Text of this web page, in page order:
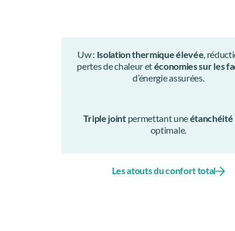
Uw : Isolation thermique élevée,
pertes de chaleur etéconomies sur les
d’énergie assurées.
Triple jointpermettant uneétanchéité
optimale.
Les atouts du confort total